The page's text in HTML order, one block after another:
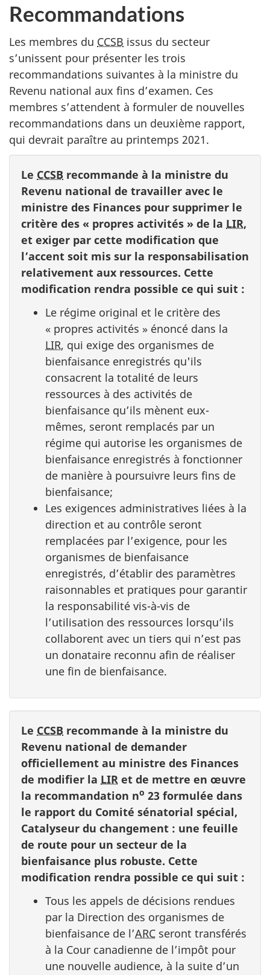
Recommandations
Les membres du CCSB issus du secteur
s’unissent pour présenter les trois
recommandations suivantes à la ministre du
Revenu national aux fins d’examen. Ces
membres s’attendent à formuler de nouvelles
recommandations dans un deuxième rapport,
qui devrait paraître au printemps 2021.
Le CCSB recommande à la ministre du
Revenu national de travailler avec le
ministre des Finances pour supprimer le
critère des « propres activités » de la LIR,
et exiger par cette modification que
l’accent soit mis sur la responsabilisation
relativement aux ressources. Cette
modification rendra possible ce qui suit :
Le régime original et le critère des
« propres activités » énoncé dans la
LIR, qui exige des organismes de
bienfaisance enregistrés qu'ils
consacrent la totalité de leurs
ressources à des activités de
bienfaisance qu’ils mènent eux-
mêmes, seront remplacés par un
régime qui autorise les organismes de
bienfaisance enregistrés à fonctionner
de manière à poursuivre leurs fins de
bienfaisance;
Les exigences administratives liées à la
direction et au contrôle seront
remplacées par l’exigence, pour les
organismes de bienfaisance
enregistrés, d’établir des paramètres
raisonnables et pratiques pour garantir
la responsabilité vis-à-vis de
l’utilisation des ressources lorsqu’ils
collaborent avec un tiers qui n’est pas
un donataire reconnu afin de réaliser
une fin de bienfaisance.
Le CCSB recommande à la ministre du
Revenu national de demander
officiellement au ministre des Finances
de modifier la LIR et de mettre en œuvre
la recommandation no 23 formulée dans
le rapport du Comité sénatorial spécial,
Catalyseur du changement : une feuille
de route pour un secteur de la
bienfaisance plus robuste. Cette
modification rendra possible ce qui suit :
Tous les appels de décisions rendues
par la Direction des organismes de
bienfaisance de l’ARC seront transférés
à la Cour canadienne de l’impôt pour
une nouvelle audience, à la suite d’un